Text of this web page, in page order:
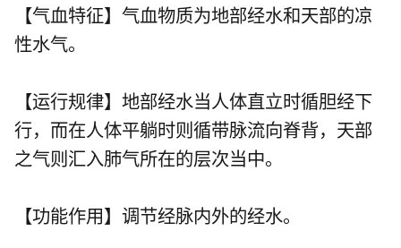
【气血特征】气血物质为地部经水和天部的凉
性水气。
【运行规律】地部经水当人体直立时循胆经下
行，而在人体平躺时则循带脉流向脊背，天部
之气则汇入肺气所在的层次当中。
【功能作用】调节经脉内外的经水。